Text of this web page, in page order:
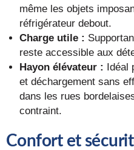
même les objets
réfrigérateur debout.
Charge utile :
reste accessible aux
Hayon élévateur : Idéal
et déchargement sans
dans les rues
contraint.
Confort et